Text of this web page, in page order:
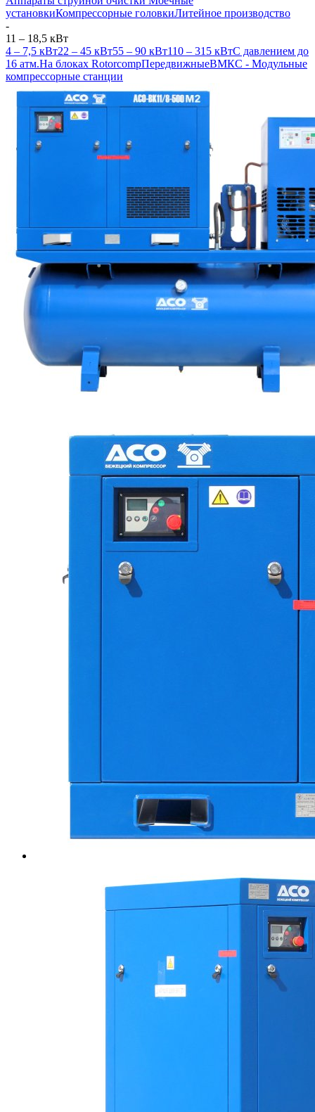
установкиКомпрессорные головкиЛитейное производство
-
11 – 18,5 кВт
4 – 7,5 кВт22 – 45 кВт55 – 90 кВт110 – 315 кВтС давлением до
16 атм.На блоках RotorcompПередвижныеВМКС - Модульные
компрессорные станции